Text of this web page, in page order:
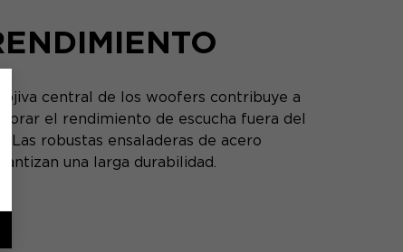
ojiva central de los woofers contribuye a
el rendimiento de escucha fuera del
Las robustas ensaladeras de acero
una larga durabilidad.